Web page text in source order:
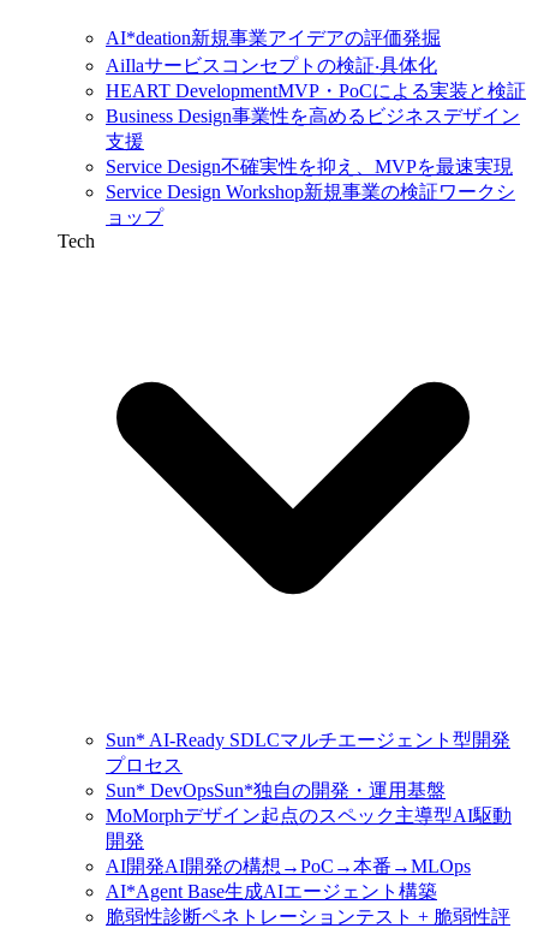
AI*deation新規事業アイデアの評価発掘
AiIlaサービスコンセプトの検証‧具体化
HEART DevelopmentMVP・PoCによる実装と検証
Business Design事業性を高めるビジネスデザイン
支援
Service Design不確実性を抑え、MVPを最速実現
Service Design Workshop新規事業の検証ワークシ
ョップ
Tech
Sun* AI-Ready SDLCマルチエージェント型開発
プロセス
Sun* DevOpsSun*独自の開発・運用基盤
MoMorphデザイン起点のスペック主導型AI駆動
開発
AI開発AI開発の構想→PoC→本番→MLOps
AI*Agent Base生成AIエージェント構築
脆弱性診断ペネトレーションテスト + 脆弱性評